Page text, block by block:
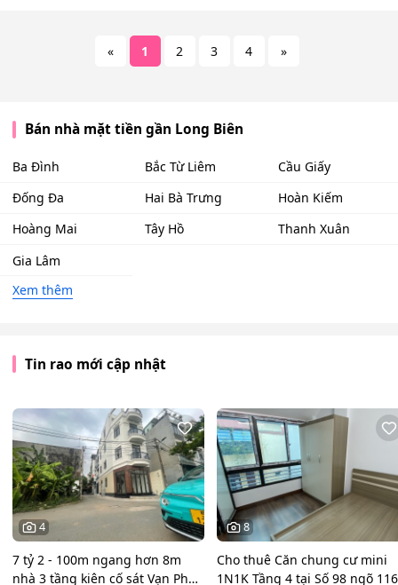
« 1 2 3 4 »
Bán nhà mặt tiền gần Long Biên
Ba Đình Bắc Từ Liêm
Cầu Giấy
Đống Đa
Hai Bà Trưng
Hoàn Kiếm
Hoàng Mai
Tây Hồ
Thanh Xuân
Gia Lâm
Xem thêm
Tin rao mới cập nhật
4
7 tỷ 2 - 100m ngang hơn 8m
nhà 3 tầng kiên cố sát Vạn Phúc
8
Cho thuê Căn chung cư mini
1N1K Tầng 4 tại Số 98 ngõ 116